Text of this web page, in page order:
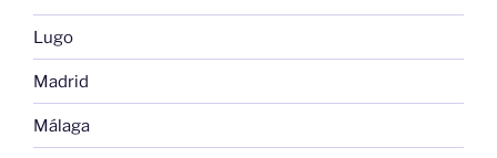
Lugo
Madrid
Málaga